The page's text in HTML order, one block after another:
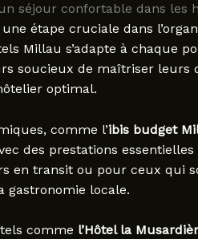
séjour confortable dans les
étape cruciale dans
Millau s’adapte à chaque
soucieux de maîtriser leurs
optimal.
comme l’ibis budget
des prestations
en transit ou pour ceux qui
gastronomie locale.
comme l’Hôtel la